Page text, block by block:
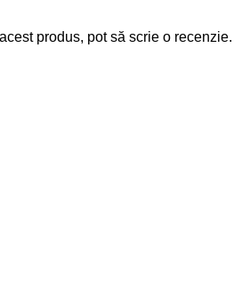
produs, pot să scrie o recenzie.